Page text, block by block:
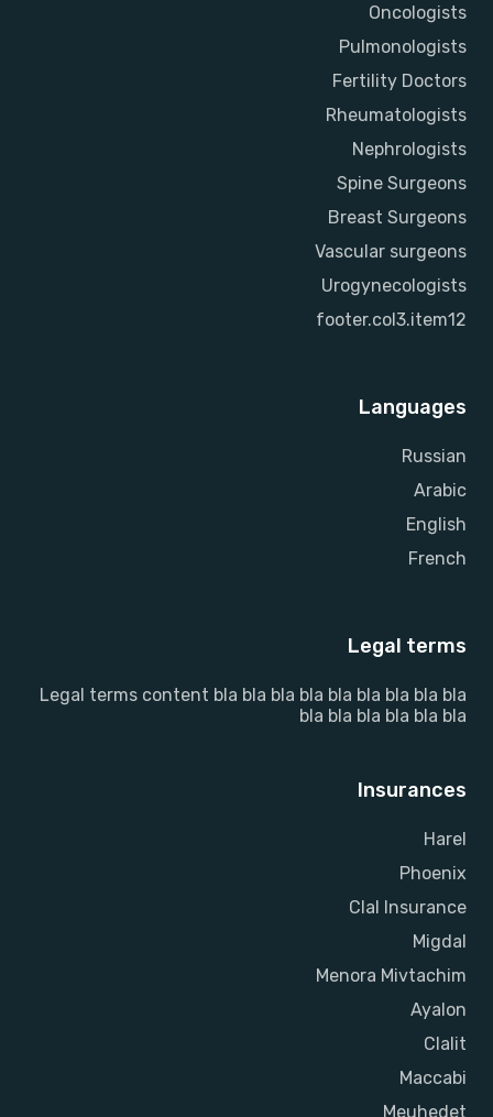
Oncologists
Pulmonologists
Fertility Doctors
Rheumatologists
Nephrologists
Spine Surgeons
Breast Surgeons
Vascular surgeons
Urogynecologists
footer.col3.item12
Languages
Russian
Arabic
English
French
Legal terms
Legal terms content bla bla bla bla bla bla bla bla bla
bla bla bla bla bla bla
Insurances
Harel
Phoenix
Clal Insurance
Migdal
Menora Mivtachim
Ayalon
Clalit
Maccabi
Meuhedet